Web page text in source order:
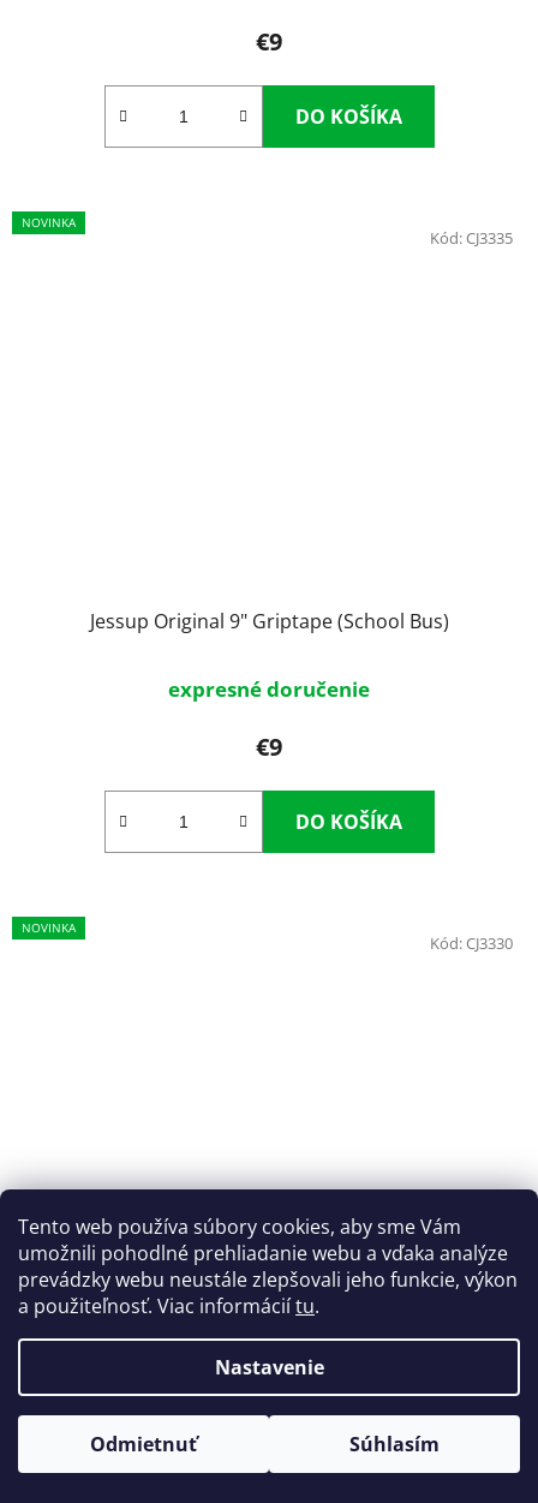
Tento web používa súbory cookies, aby sme Vám
umožnili pohodlné prehliadanie webu a vďaka analýze
prevádzky webu neustále zlepšovali jeho funkcie, výkon
a použiteľnosť. Viac informáciítu.
Nastavenie
Odmietnuť Súhlasím
€9
DO KOŠÍKA
NOVINKA
Jessup Original 9" Griptape (School Bus)
expresné doručenie
€9
DO KOŠÍKA
Kód:CJ3335
NOVINKA
expresné doručenie
Kód:CJ3330